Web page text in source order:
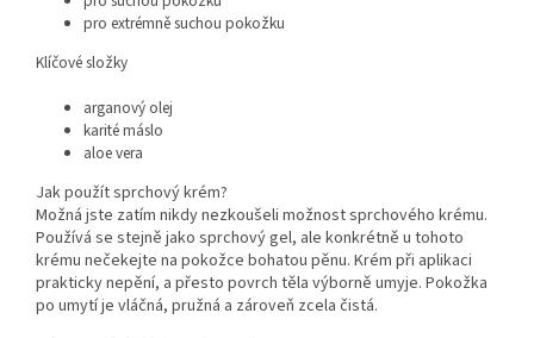
pro extrémně suchou pokožku
Klíčové složky
arganový olej
karité máslo
aloe vera
Jak použít sprchový krém?
Možná jste zatím nikdy nezkoušeli možnost sprchového krému.
Používá se stejně jako sprchový gel, ale konkrétně u tohoto
krému nečekejte na pokožce bohatou pěnu. Krém při aplikaci
prakticky nepění, a přesto povrch těla výborně umyje. Pokožka
po umytí je vláčná, pružná a zároveň zcela čistá.